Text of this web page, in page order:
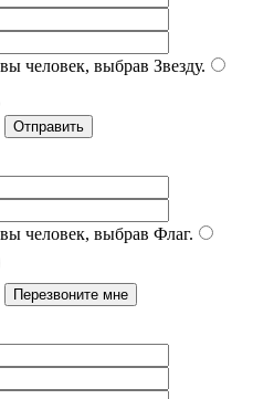
человек, выбрав Звезду.
человек, выбрав Флаг.